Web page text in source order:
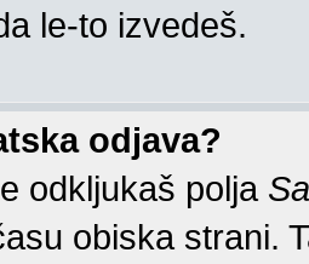
le-to izvedeš.
odjava?
odkljukaš polja
obiska strani.